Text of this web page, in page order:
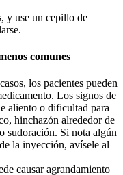
y use un cepillo de
comunes
los pacientes pueden
Los signos de
aliento o dificultad para
hinchazón alrededor de
sudoración. Si nota algún
la inyección, avísele al
causar agrandamiento